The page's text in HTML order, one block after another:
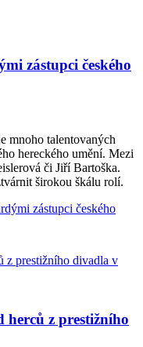
zástupci českého
mnoho talentovaných
hereckého umění. Mezi
či Jiří Bartoška.
širokou škálu rolí.
zástupci českého
herců z prestižního